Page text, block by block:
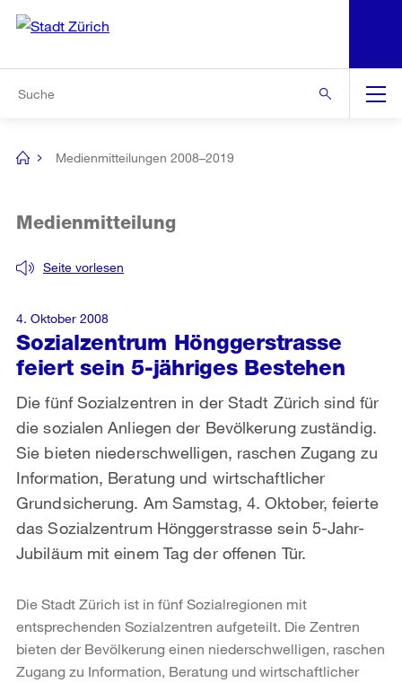
Navigation
[no
Medienmitteilungen 2008–2019
Sozialzentrum Hönggerstrasse
feiert sein 5-jähriges Bestehen
Seite vorlesen
Medienmitteilung
Die fünf Sozialzentren in der Stadt Zürich sind für
die sozialen Anliegen der Bevölkerung zuständig.
Sie bieten niederschwelligen, raschen Zugang zu
Information, Beratung und wirtschaftlicher
Grundsicherung. Am Samstag, 4. Oktober, feierte
das Sozialzentrum Hönggerstrasse sein 5-Jahr-
Jubiläum mit einem Tag der offenen Tür.
4. Oktober 2008
Die Stadt Zürich ist in fünf Sozialregionen mit
entsprechenden Sozialzentren aufgeteilt. Die Zentren
bieten der Bevölkerung einen niederschwelligen, raschen
Zugang zu Information, Beratung und wirtschaftlicher